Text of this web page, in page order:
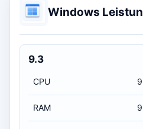
Windows
9.3
CPU
RAM